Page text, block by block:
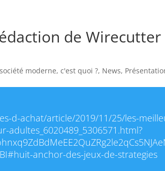
de
moderne, c'est quoi ?, News,
d-achat/article/2019/11/25/les-
adultes_6020489_5306571.html?
anchor-des-jeux-de-strategies